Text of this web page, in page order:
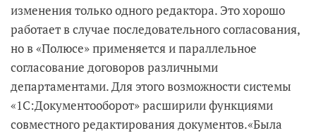
изменения только одного редактора. Это хорошо
работает в случае последовательного согласования,
но в «Полюсе» применяется и параллельное
согласование договоров различными
департаментами. Для этого возможности системы
«1С:Документооборот» расширили функциями
совместного редактирования документов.«Была